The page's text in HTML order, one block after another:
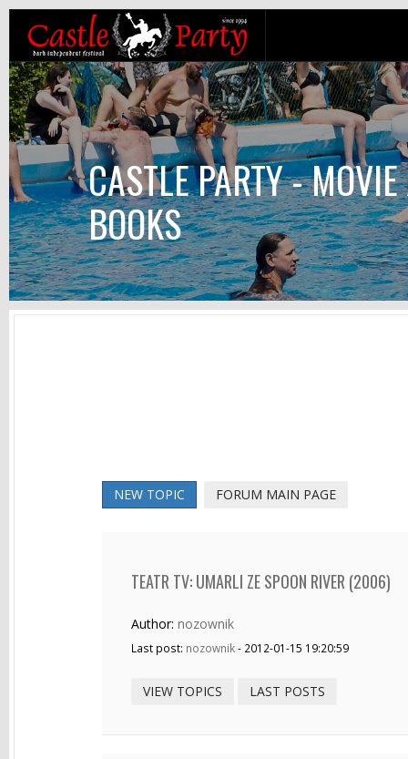
CASTLE PARTY -
BOOKS
NEW TOPIC FORUM MAIN PAGE
TEATR TV: UMARLI ZE SPOON RIVER (2006)
Author: nozownik
Last post: nozownik- 2012-01-15 19:20:59
VIEW TOPICS LAST POSTS